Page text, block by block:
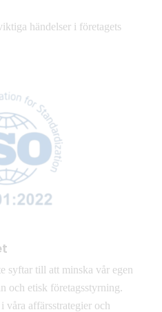
händelser i företagets
syftar till att minska vår egen
och etisk företagsstyrning.
våra affärsstrategier och